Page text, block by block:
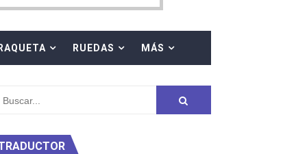
RAQUETA RUEDAS MÁS